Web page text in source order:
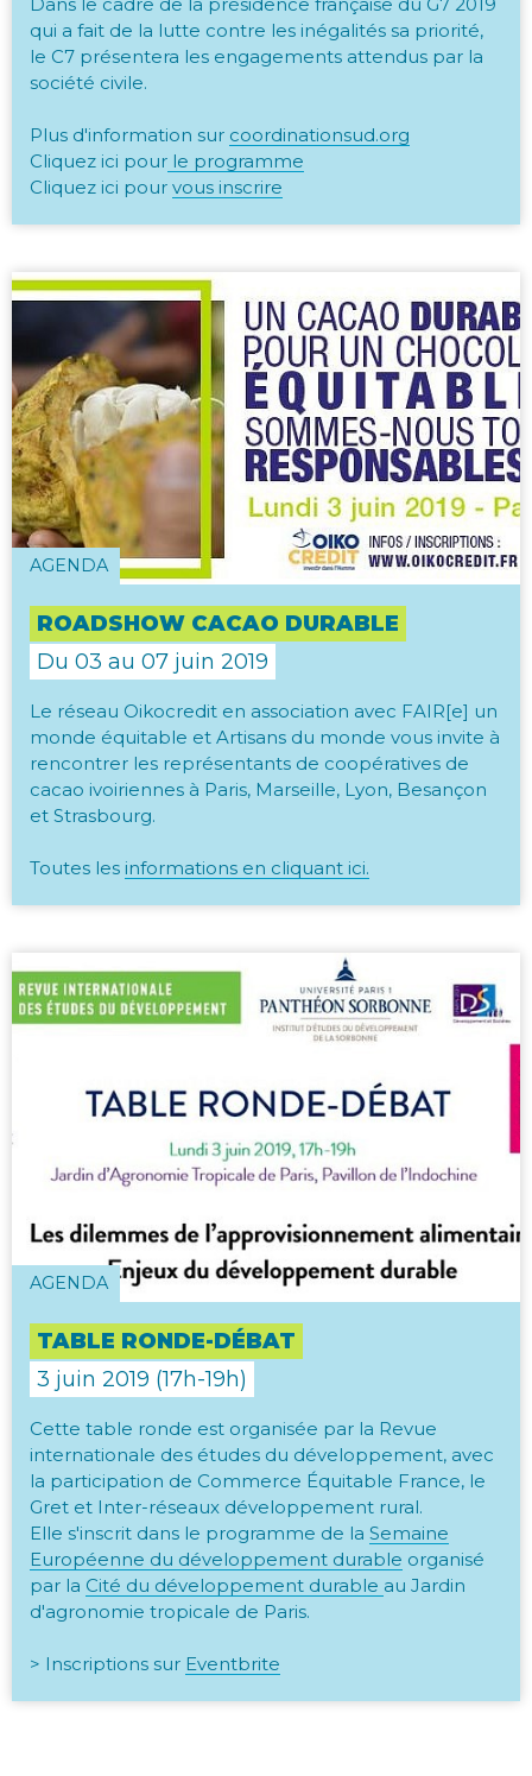
qui a fait de la lutte contre les inégalités sa priorité,
le C7 présentera les engagements attendus par la
société civile.
Plus d'information sur coordinationsud.org
Cliquez ici pour le programme
Cliquez ici pour vous inscrire
AGENDA
ROADSHOW CACAO DURABLE
Du 03 au 07 juin 2019
Le réseau Oikocredit en association avec FAIR[e] un
monde équitable et Artisans du monde vous invite à
rencontrer les représentants de coopératives de
cacao ivoiriennes à Paris, Marseille, Lyon, Besançon
et Strasbourg.
Toutes les informations en cliquant ici.
AGENDA
TABLE RONDE-DÉBAT
3 juin 2019 (17h-19h)
Cette table ronde est organisée par la Revue
internationale des études du développement, avec
la participation de Commerce Équitable France, le
Gret et Inter-réseaux développement rural.
Elle s'inscrit dans le programme de la Semaine
Européenne du développement durable organisé
par la Cité du développement durable au Jardin
d'agronomie tropicale de Paris.
> Inscriptions sur Eventbrite